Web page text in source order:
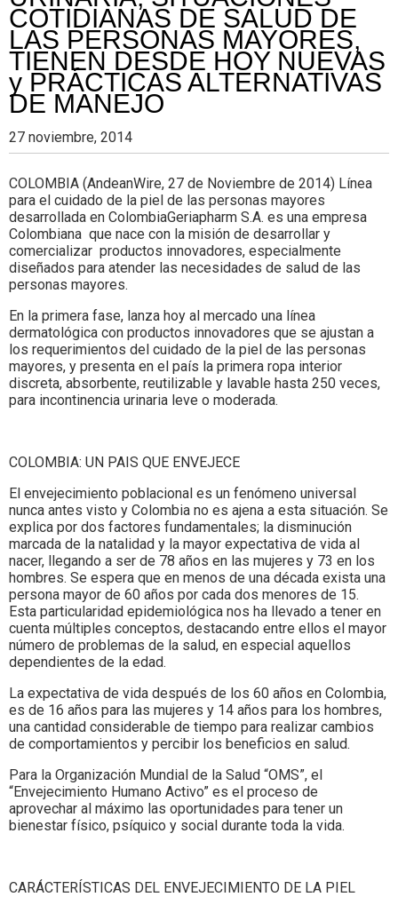
COTIDIANAS DE SALUD DE
LAS PERSONAS MAYORES,
TIENEN DESDE HOY NUEVAS
y PRÁCTICAS ALTERNATIVAS
DE MANEJO
27 noviembre, 2014
COLOMBIA (AndeanWire, 27 de Noviembre de 2014) Línea
para el cuidado de la piel de las personas mayores
desarrollada en ColombiaGeriapharm S.A. es una empresa
Colombiana que nace con la misión de desarrollar y
comercializar productos innovadores, especialmente
diseñados para atender las necesidades de salud de las
personas mayores.
En la primera fase, lanza hoy al mercado una línea
dermatológica con productos innovadores que se ajustan a
los requerimientos del cuidado de la piel de las personas
mayores, y presenta en el país la primera ropa interior
discreta, absorbente, reutilizable y lavable hasta 250 veces,
para incontinencia urinaria leve o moderada.
COLOMBIA: UN PAIS QUE ENVEJECE
El envejecimiento poblacional es un fenómeno universal
nunca antes visto y Colombia no es ajena a esta situación. Se
explica por dos factores fundamentales; la disminución
marcada de la natalidad y la mayor expectativa de vida al
nacer, llegando a ser de 78 años en las mujeres y 73 en los
hombres. Se espera que en menos de una década exista una
persona mayor de 60 años por cada dos menores de 15.
Esta particularidad epidemiológica nos ha llevado a tener en
cuenta múltiples conceptos, destacando entre ellos el mayor
número de problemas de la salud, en especial aquellos
dependientes de la edad.
La expectativa de vida después de los 60 años en Colombia,
es de 16 años para las mujeres y 14 años para los hombres,
una cantidad considerable de tiempo para realizar cambios
de comportamientos y percibir los beneficios en salud.
Para la Organización Mundial de la Salud “OMS”, el
“Envejecimiento Humano Activo” es el proceso de
aprovechar al máximo las oportunidades para tener un
bienestar físico, psíquico y social durante toda la vida.
CARÁCTERÍSTICAS DEL ENVEJECIMIENTO DE LA PIEL